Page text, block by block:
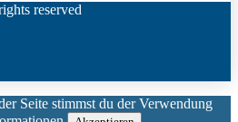
reserved
Seite stimmst du der Verwendung